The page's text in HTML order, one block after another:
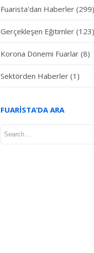
Fuarista'dan Haberler (299)
Gerçekleşen Eğitimler (123)
Korona Dönemi Fuarlar (8)
Sektörden Haberler (1)
FUARISTA’DA ARA